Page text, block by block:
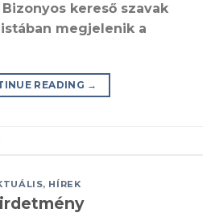
kereső szavak
megjelenik a
READING →
, HÍREK